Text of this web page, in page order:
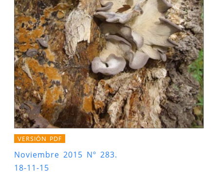
VERSIÓN PDF
Noviembre 2015 Nº 283.
18-11-15